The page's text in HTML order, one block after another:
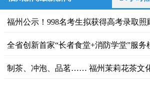
福州公示！998名考生拟获得高考录取照
全省创新首家“长者食堂+消防学堂”服务
制茶、冲泡、品茗…… 福州茉莉花茶文